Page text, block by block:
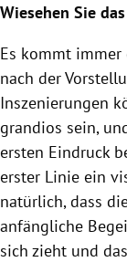
Wiesehen Sie
Es kommt immer
nach der
Inszenierungen
grandios sein,
ersten Eindruck
erster Linie ein
natürlich, dass
anfängliche
sich zieht und